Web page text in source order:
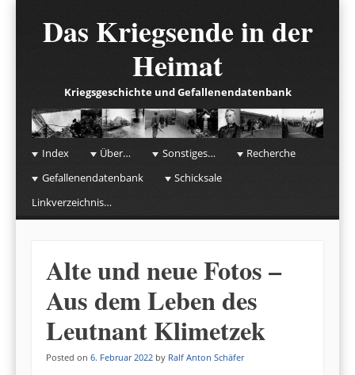
Das Kriegsende in der
Heimat
Kriegsgeschichte und Gefallenendatenbank
☰Menu
Skip to content
Index Über… Sonstiges…
Recherche
Gefallenendatenbank
Schicksale
Linkverzeichnis…
Alte und neue Fotos –
Aus dem Leben des
Leutnant Klimetzek
Posted on 6. Februar 2022 by Ralf Anton Schäfer